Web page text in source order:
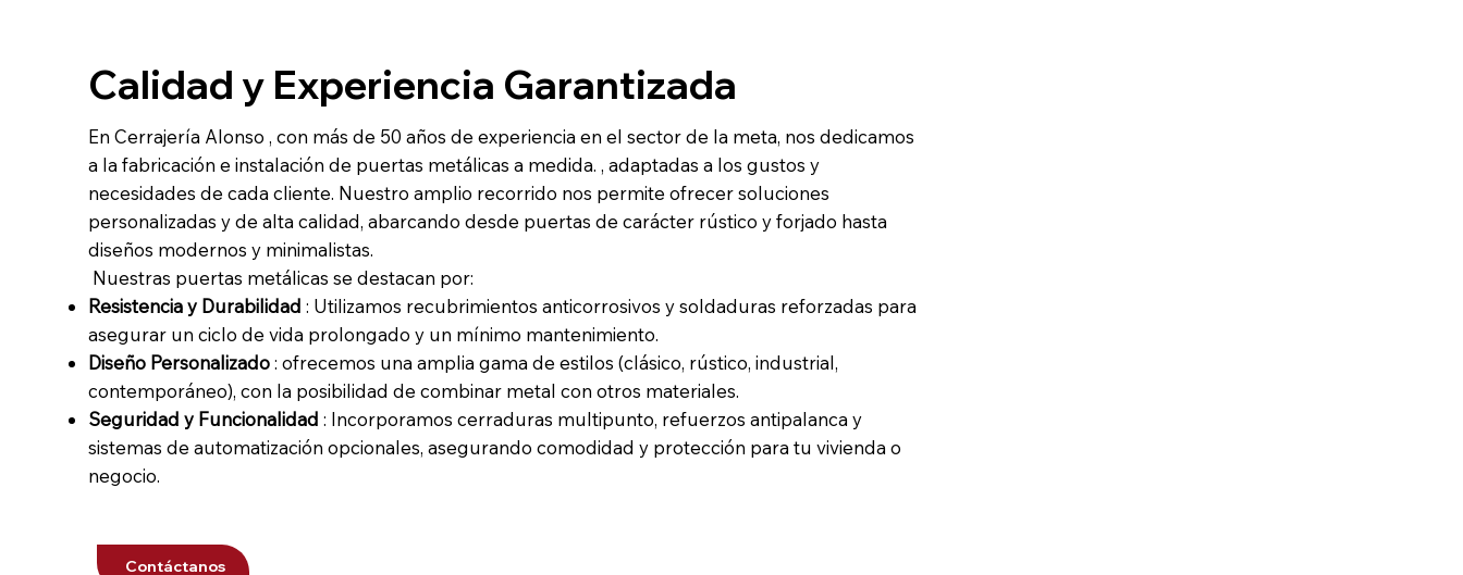
Calidad y Experiencia Garantizada
En Cerrajería Alonso , con más de 50 años de experiencia en el sector de la meta, nos dedicamos
a la fabricación e instalación de puertas metálicas a medida. , adaptadas a los gustos y
necesidades de cada cliente. Nuestro amplio recorrido nos permite ofrecer soluciones
personalizadas y de alta calidad, abarcando desde puertas de carácter rústico y forjado hasta
diseños modernos y minimalistas.
Nuestras puertas metálicas se destacan por:
Resistencia y Durabilidad : Utilizamos recubrimientos anticorrosivos y soldaduras reforzadas para
asegurar un ciclo de vida prolongado y un mínimo mantenimiento.
Diseño Personalizado: ofrecemos una amplia gama de estilos (clásico, rústico, industrial,
contemporáneo), con la posibilidad de combinar metal con otros materiales.
Seguridad y Funcionalidad : Incorporamos cerraduras multipunto, refuerzos antipalanca y
sistemas de automatización opcionales, asegurando comodidad y protección para tu vivienda o
negocio.
Contáctanos